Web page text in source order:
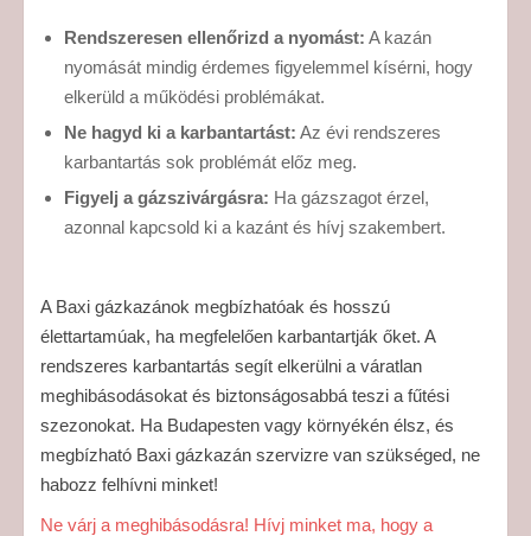
Rendszeresen ellenőrizd a nyomást: A kazán
nyomását mindig érdemes figyelemmel kísérni, hogy
elkerüld a működési problémákat.
Ne hagyd ki a karbantartást: Az évi rendszeres
karbantartás sok problémát előz meg.
Figyelj a gázszivárgásra: Ha gázszagot érzel,
azonnal kapcsold ki a kazánt és hívj szakembert.
A Baxi gázkazánok megbízhatóak és hosszú
élettartamúak, ha megfelelően karbantartják őket. A
rendszeres karbantartás segít elkerülni a váratlan
meghibásodásokat és biztonságosabbá teszi a fűtési
szezonokat. Ha Budapesten vagy környékén élsz, és
megbízható Baxi gázkazán szervizre van szükséged, ne
habozz felhívni minket!
Ne várj a meghibásodásra! Hívj minket ma, hogy a